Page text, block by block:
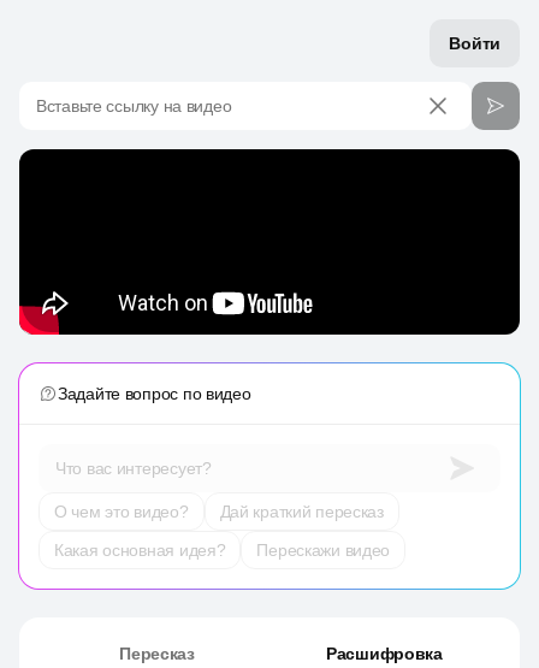
Войти
Вставьте ссылку на видео
Задайте вопрос по видео
Что вас интересует?
О чем это видео?
Дай краткий пересказ
Какая основная идея?
Перескажи видео
Пересказ Расшифровка